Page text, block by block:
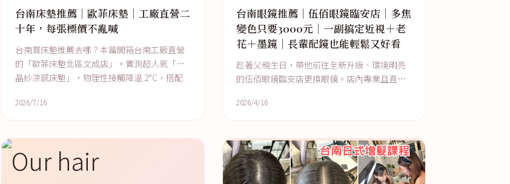
台南床墊推薦｜歐菲床墊｜工廠直營二
十年，每張標價不亂喊
台南買床墊推薦去哪？本篇開箱台南工廠直營
的「歐菲床墊北區文成店」。實測超人氣「冰
晶紗涼感床墊」，物理性接觸降溫 2°C，搭配
2026/7/16
台南眼鏡推薦｜伍佰眼鏡臨安店｜多焦
變色只要3000元｜一副搞定近視＋老
花＋墨鏡｜長輩配鏡也能輕鬆又好看
趁著父親生日，帶他前往全新升級、環境明亮
的伍佰眼鏡臨安店更換眼鏡。店內專業且直覺
的老花與近視問題，並在多樣化的鏡框選擇中
2026/4/16